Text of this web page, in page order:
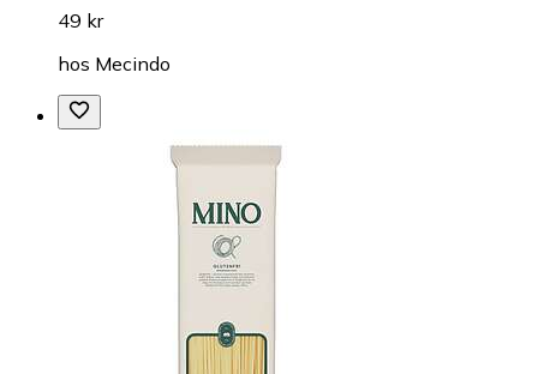
49 kr
hos Mecindo